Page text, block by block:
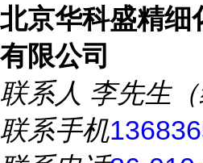
北京华科盛精细
有限公司
联系人 李先生（
联系手机